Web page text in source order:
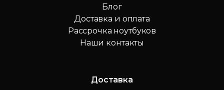
Блог
Доставка и оплата
Рассрочка ноутбуков
Наши контакты
Доставка